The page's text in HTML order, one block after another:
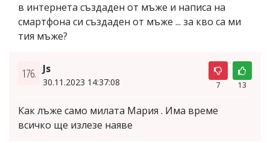
в интернета създаден от мъже и написа на
смартфона си създаден от мъже ... за кво са ми
тия мъже?
176. Js
30.11.2023 14:37:08 7 13
Как лъже само милата Мария . Има време
всичко ще излезе наяве